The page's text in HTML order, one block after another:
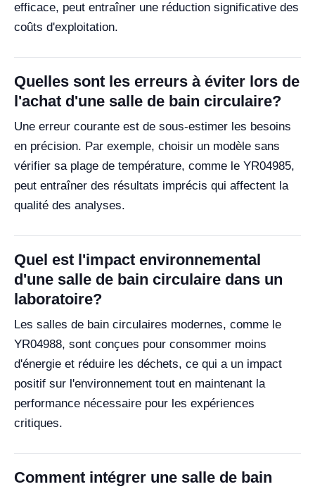
efficace, peut entraîner une réduction significative des
coûts d'exploitation.
Quelles sont les erreurs à éviter lors de
l'achat d'une salle de bain circulaire?
Une erreur courante est de sous-estimer les besoins
en précision. Par exemple, choisir un modèle sans
vérifier sa plage de température, comme le YR04985,
peut entraîner des résultats imprécis qui affectent la
qualité des analyses.
Quel est l'impact environnemental
d'une salle de bain circulaire dans un
laboratoire?
Les salles de bain circulaires modernes, comme le
YR04988, sont conçues pour consommer moins
d'énergie et réduire les déchets, ce qui a un impact
positif sur l'environnement tout en maintenant la
performance nécessaire pour les expériences
critiques.
Comment intégrer une salle de bain